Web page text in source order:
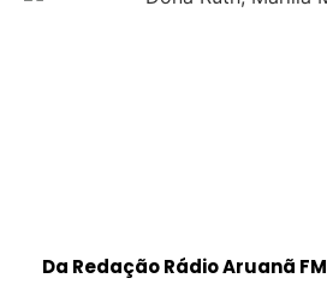
Da Redação Rádio Aruanã FM